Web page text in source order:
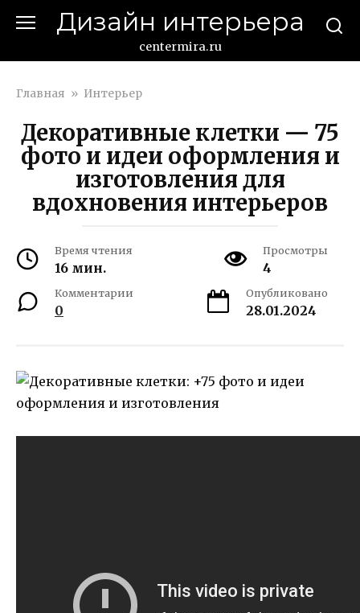
Дизайн интерьера
centermira.ru
Главная » Интерьер
Декоративные клетки — 75
фото и идеи оформления и
изготовления для
вдохновения интерьеров
Время чтения
16 мин.
Просмотры
4
Комментарии
0
Опубликовано
28.01.2024